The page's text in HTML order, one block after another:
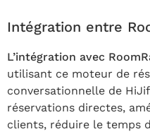
Intégration entre
L’intégration avec
utilisant ce moteur de
conversationnelle de
réservations directes,
clients, réduire le temps